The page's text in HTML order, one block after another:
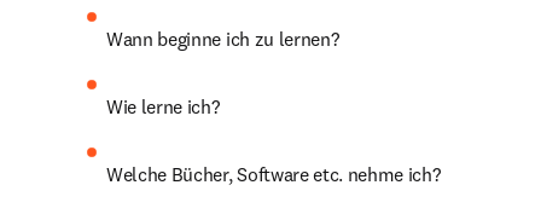
Wann beginne ich zu lernen?
Wie lerne ich?
Welche Bücher, Software etc. nehme ich?